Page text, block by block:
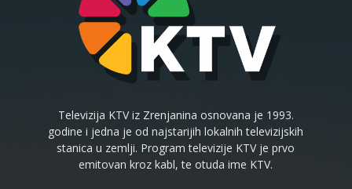
Televizija KTV iz Zrenjanina osnovana je 1993.
godine i jedna je od najstarijih lokalnih televizijskih
stanica u zemlji. Program televizije KTV je prvo
emitovan kroz kabl, te otuda ime KTV.